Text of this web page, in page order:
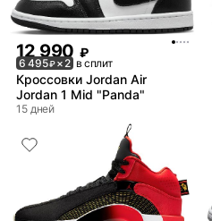
12 990 ₽
6 495₽× 2 в сплит
Кроссовки Jordan Air
Jordan 1 Mid "Panda"
15 дней